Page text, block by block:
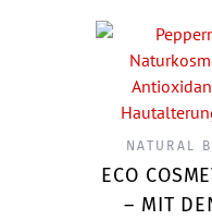
NATURAL
ECO
– MIT